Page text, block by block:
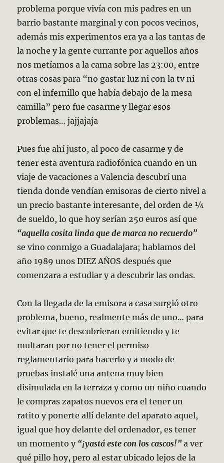
problema porque vivía con mis padres en un
barrio bastante marginal y con pocos vecinos,
además mis experimentos era ya a las tantas de
la noche y la gente currante por aquellos años
nos metíamos a la cama sobre las 23:00, entre
otras cosas para “no gastar luz ni con la tv ni
con el infernillo que había debajo de la mesa
camilla” pero fue casarme y llegar esos
problemas… jajjajaja
Pues fue ahí justo, al poco de casarme y de
tener esta aventura radiofónica cuando en un
viaje de vacaciones a Valencia descubrí una
tienda donde vendían emisoras de cierto nivel a
un precio bastante interesante, del orden de ¼
de sueldo, lo que hoy serían 250 euros así que
“aquella cosita linda que de marca no recuerdo”
se vino conmigo a Guadalajara; hablamos del
año 1989 unos DIEZ AÑOS después que
comenzara a estudiar y a descubrir las ondas.
Con la llegada de la emisora a casa surgió otro
problema, bueno, realmente más de uno… para
evitar que te descubrieran emitiendo y te
multaran por no tener el permiso
reglamentario para hacerlo y a modo de
pruebas instalé una antena muy bien
disimulada en la terraza y como un niño cuando
le compras zapatos nuevos era el tener un
ratito y ponerte allí delante del aparato aquel,
igual que hoy delante del ordenador, es tener
un momento y “¡yastá este con los cascos!” a ver
qué pillo hoy, pero al estar ubicado lejos de la